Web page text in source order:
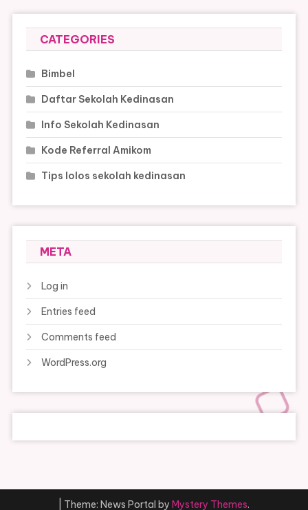
CATEGORIES
Bimbel
Daftar Sekolah Kedinasan
Info Sekolah Kedinasan
Kode Referral Amikom
Tips lolos sekolah kedinasan
META
Log in
Entries feed
Comments feed
WordPress.org
Theme: News Portal by Mystery Themes.